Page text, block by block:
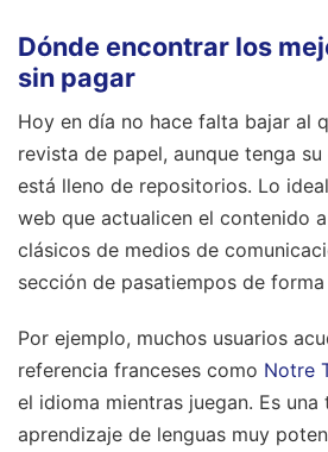
Dónde encontrar los
sin pagar
Hoy en día no hace falta bajar al
revista de papel, aunque tenga
está lleno de repositorios. Lo
web que actualicen el contenido
clásicos de medios de
sección de pasatiempos de
Por ejemplo, muchos usuarios
referencia franceses como Notre
el idioma mientras juegan. Es una
aprendizaje de lenguas muy